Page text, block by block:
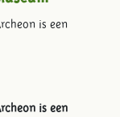
is een
is een